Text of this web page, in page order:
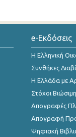
e-Εκδόσεις
Η Ελληνική
Συνθήκες
Η Ελλάδα με
Στόχοι
Απογραφές
Απογραφή
Ψηφιακή